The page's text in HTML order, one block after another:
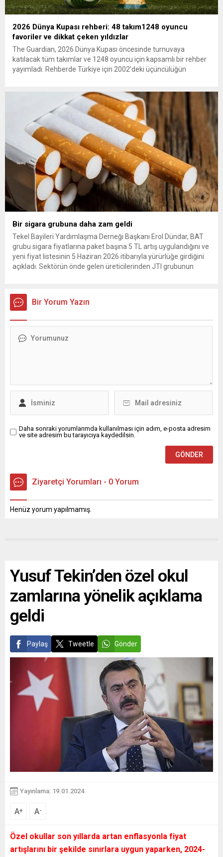
2026 Dünya Kupası rehberi: 48 takım1248 oyuncu
favoriler ve dikkat çeken yıldızlar
The Guardian, 2026 Dünya Kupası öncesinde turnuvaya
katılacak tüm takımlar ve 1248 oyuncu için kapsamlı bir rehber
yayımladı. Rehberde Türkiye için 2002’deki üçüncülüğün
yaratmaya hazır” olarak değerlendirildi. A Milli Takım’ın yıldızı
Arda Güler gösterildi. The...
Bir sigara grubuna daha zam geldi
Tekel Bayileri Yardımlaşma Derneği Başkanı Erol Dündar, BAT
grubu sigara fiyatlarına paket başına 5 TL artış uygulandığını ve
yeni fiyat listesinin 5 Haziran 2026 itibarıyla yürürlüğe girdiğini
açıkladı. Sektörün önde gelen üreticilerinden JTI grubunun
Yardımlaşma...
Bir Yorum Yazın
Daha sonraki yorumlarımda kullanılması için adım, e-posta adresim
ve site adresim bu tarayıcıya kaydedilsin.
Ziyaretçi Yorumları - 0 Yorum
Henüz yorum yapılmamış.
Yusuf Tekin’den özel okul
zamlarına yönelik açıklama
geldi
Paylaş Tweetle Gönder
Yayınlama: 19.01.2024
A+ A-
Özel okullar son yıllarda artan enflasyonla fiyat
artışlarını bir şekilde sınırlara uygun yaparken, 2024-